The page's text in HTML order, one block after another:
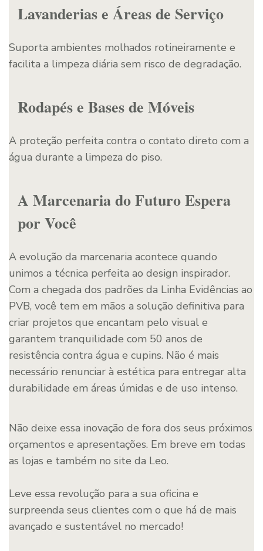
Lavanderias e Áreas de Serviço
Suporta ambientes molhados rotineiramente e
facilita a limpeza diária sem risco de degradação.
Rodapés e Bases de Móveis
A proteção perfeita contra o contato direto com a
água durante a limpeza do piso.
A Marcenaria do Futuro Espera
por Você
A evolução da marcenaria acontece quando
unimos a técnica perfeita ao design inspirador.
Com a chegada dos padrões da Linha Evidências ao
PVB, você tem em mãos a solução definitiva para
criar projetos que encantam pelo visual e
garantem tranquilidade com 50 anos de
resistência contra água e cupins. Não é mais
necessário renunciar à estética para entregar alta
durabilidade em áreas úmidas e de uso intenso.
Não deixe essa inovação de fora dos seus próximos
orçamentos e apresentações. Em breve em todas
as lojas e também no site da Leo.
Leve essa revolução para a sua oficina e
surpreenda seus clientes com o que há de mais
avançado e sustentável no mercado!